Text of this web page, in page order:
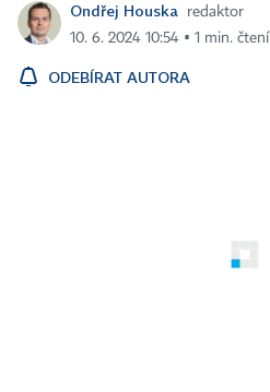
Ondřej Houska
redaktor
10. 6. 2024 10:54 ▪ 1 min. čtení
ODEBÍRAT AUTORA